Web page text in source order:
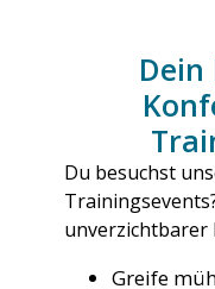
Du besuchst
unverzichtbarer
Greife